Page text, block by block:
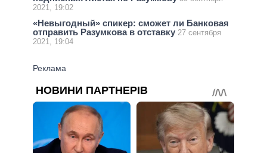
2021, 19:02
«Невыгодный» спикер: сможет ли Банковая
отправить Разумкова в отставку 27 сентября
2021, 19:04